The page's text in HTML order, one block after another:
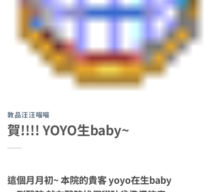
敦品汪汪喵喵
賀!!!! YOYO生baby~
這個月月初~ 本院的貴客 yoyo在生baby